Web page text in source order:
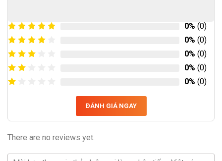
0% (0)
0% (0)
0% (0)
0% (0)
0% (0)
ĐÁNH GIÁ NGAY
There are no reviews yet.